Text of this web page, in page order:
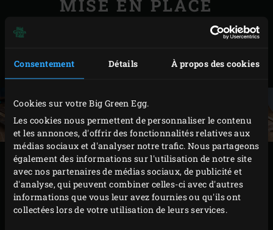
Consentement Détails À propos des cookies
Cookies sur votre Big Green Egg.
Les cookies nous permettent de personnaliser le contenu
et les annonces, d'offrir des fonctionnalités relatives aux
médias sociaux et d'analyser notre trafic. Nous partageons
également des informations sur l'utilisation de notre site
avec nos partenaires de médias sociaux, de publicité et
d'analyse, qui peuvent combiner celles-ci avec d'autres
informations que vous leur avez fournies ou qu'ils ont
collectées lors de votre utilisation de leurs services.
MISE EN PLACE
Frottez-les bien dans la viande.
PRÉPARATION
Trempez plusieurs minutes une bonne poignée de
copeaux de boisde noyer dans l’eau. Ouvrez